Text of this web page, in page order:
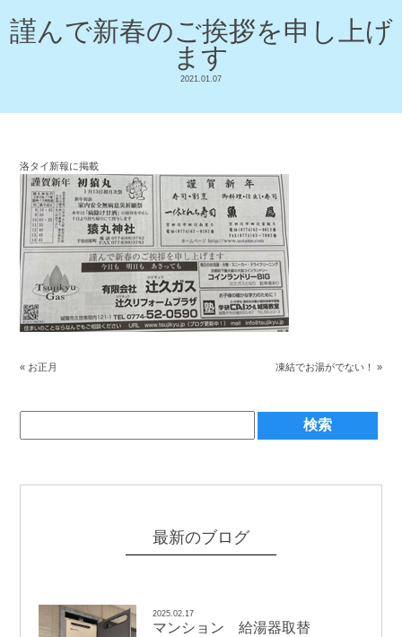
謹んで新春のご挨拶を申し上げ
ます
2021.01.07
洛タイ新報に掲載
« お正月 凍結でお湯がでない！ »
最新のブログ
2025.02.17
マンション 給湯器取替